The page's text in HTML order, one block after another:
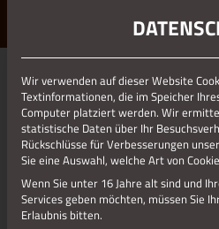
ERLEBE STOLBERG.
Urig im Wald gelegen aber doch
man die Grillhütte Solchbachtal
mieten. Man beachte, dass es
Nutzungsmöglichkeit im
Wasser- noch Stromanschluss
Einschätzung, ob die Location für
geeignet ist, lesen Sie bitte die
Wir verwenden auf dieser Website
Textinformationen, die im Speicher
Computer platziert werden. Wir
statistische Daten über Ihr
Rückschlüsse für Verbesserungen
Sie eine Auswahl, welche Art von
Wenn Sie unter 16 Jahre alt sind und
Services geben möchten, müssen Sie
Erlaubnis bitten.